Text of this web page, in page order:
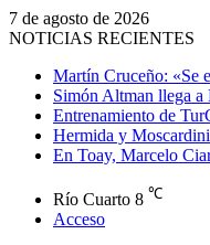
7 de agosto de 2026
NOTICIAS RECIENTES
Martín Cruceño: «Se
Simón Altman llega a
Entrenamiento de
Hermida y
En Toay, Marcelo
Río Cuarto 8 ℃
Acceso